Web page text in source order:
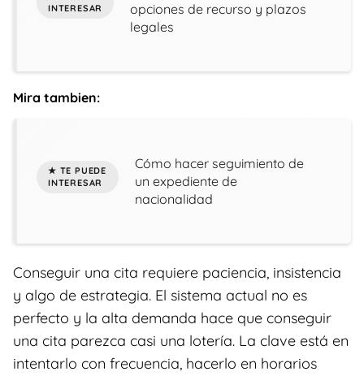
opciones de recurso y plazos
legales
Mira tambien:
Cómo hacer seguimiento de
un expediente de
nacionalidad
Conseguir una cita requiere paciencia, insistencia
y algo de estrategia. El sistema actual no es
perfecto y la alta demanda hace que conseguir
una cita parezca casi una lotería. La clave está en
intentarlo con frecuencia, hacerlo en horarios